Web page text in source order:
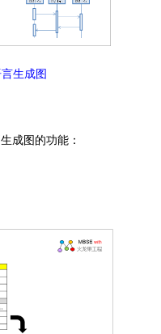
生成图
成图的功能：